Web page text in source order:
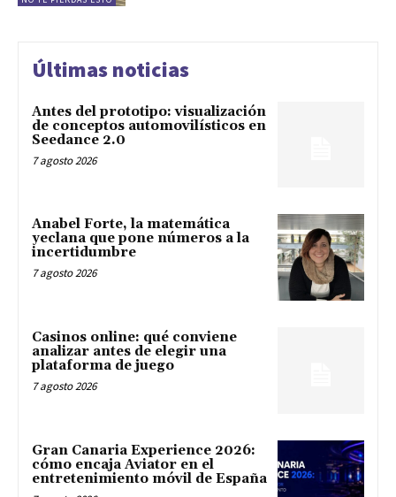
Últimas noticias
Antes del prototipo: visualización
de conceptos automovilísticos en
Seedance 2.0
7 agosto 2026
Anabel Forte, la matemática
yeclana que pone números a la
incertidumbre
7 agosto 2026
Casinos online: qué conviene
analizar antes de elegir una
plataforma de juego
7 agosto 2026
Gran Canaria Experience 2026:
cómo encaja Aviator en el
entretenimiento móvil de España